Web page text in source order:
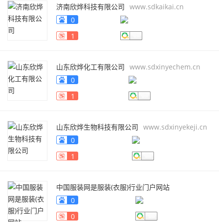
济南欣烨科技有限公司 www.sdkaikai.cn
0
1
山东欣烨化工有限公司 www.sdxinyechem.cn
0
1
山东欣烨生物科技有限公司 www.sdxinyekeji.cn
0
1
中国服装网是服装(衣服)行业门户网站
fuzhuang.qiyeku.cn
0
0